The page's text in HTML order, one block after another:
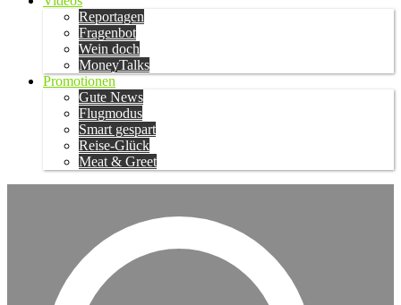
Reportagen
Fragenbot
Wein doch
MoneyTalks
Promotionen
Gute News
Flugmodus
Smart gespart
Reise-Glück
Meat & Greet